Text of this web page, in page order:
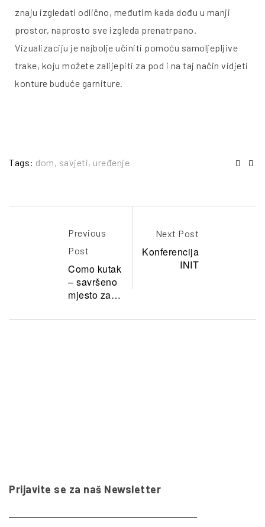
znaju izgledati odlično, međutim kada dođu u manji
prostor, naprosto sve izgleda prenatrpano.
Vizualizaciju je najbolje učiniti pomoću samoljepljive
trake, koju možete zalijepiti za pod i na taj način vidjeti
konture buduće garniture.
Tags: dom, savjeti, uređenje
Previous
Post
Como kutak
– savršeno
mjesto za
predah
Next Post
Konferencija
INIT
Prijavite se za naš Newsletter